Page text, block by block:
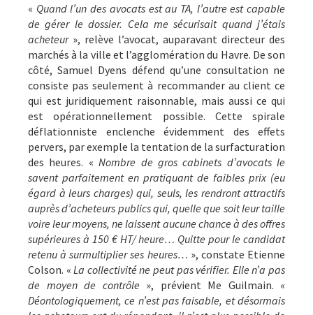
« Quand l’un des avocats est au TA, l’autre est capable
de gérer le dossier. Cela me sécurisait quand j’étais
acheteur», relève l’avocat, auparavant directeur des
marchés à la ville et l’agglomération du Havre. De son
côté, Samuel Dyens défend qu’une consultation ne
consiste pas seulement à recommander au client ce
qui est juridiquement raisonnable, mais aussi ce qui
est opérationnellement possible. Cette spirale
déflationniste enclenche évidemment des effets
pervers, par exemple la tentation de la surfacturation
des heures. «Nombre de gros cabinets d’avocats le
savent parfaitement en pratiquant de faibles prix (eu
égard à leurs charges) qui, seuls, les rendront attractifs
auprès d’acheteurs publics qui, quelle que soit leur taille
voire leur moyens, ne laissent aucune chance à des offres
supérieures à 150 € HT/ heure… Quitte pour le candidat
retenu à surmultiplier ses heures… », constate Etienne
Colson. «La collectivité ne peut pas vérifier. Elle n’a pas
de moyen de contrôle », prévient Me Guilmain. «
Déontologiquement, ce n’est pas faisable, et désormais